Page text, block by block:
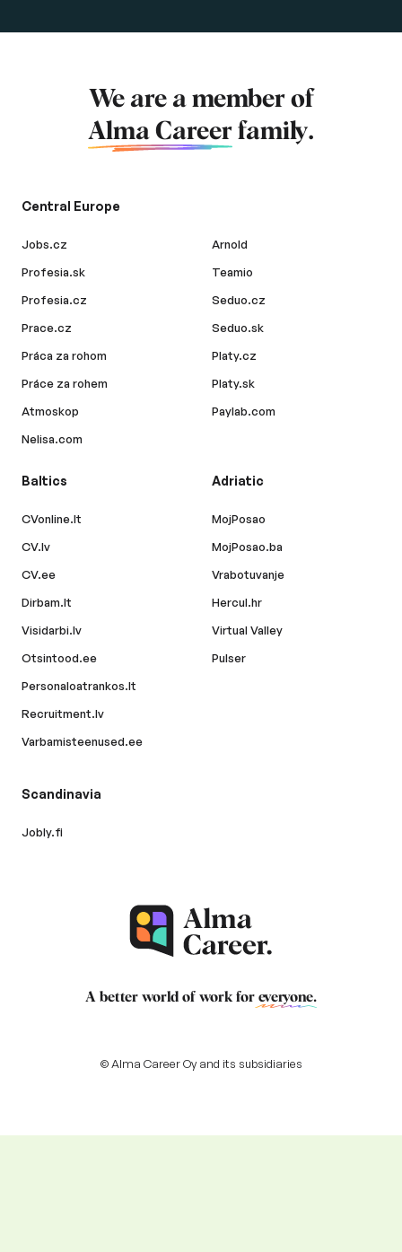
We are a member of
Alma Career family.
Central Europe
Jobs.cz
Profesia.sk
Profesia.cz
Prace.cz
Práca za rohom
Práce za rohem
Atmoskop
Nelisa.com
Arnold
Teamio
Seduo.cz
Seduo.sk
Platy.cz
Platy.sk
Paylab.com
Baltics
CVonline.lt
CV.lv
CV.ee
Dirbam.lt
Visidarbi.lv
Otsintood.ee
Personaloatrankos.lt
Recruitment.lv
Varbamisteenused.ee
Adriatic
MojPosao
MojPosao.ba
Vrabotuvanje
Hercul.hr
Virtual Valley
Pulser
Scandinavia
Jobly.fi
A better world of work for everyone.
© Alma Career Oy and its subsidiaries